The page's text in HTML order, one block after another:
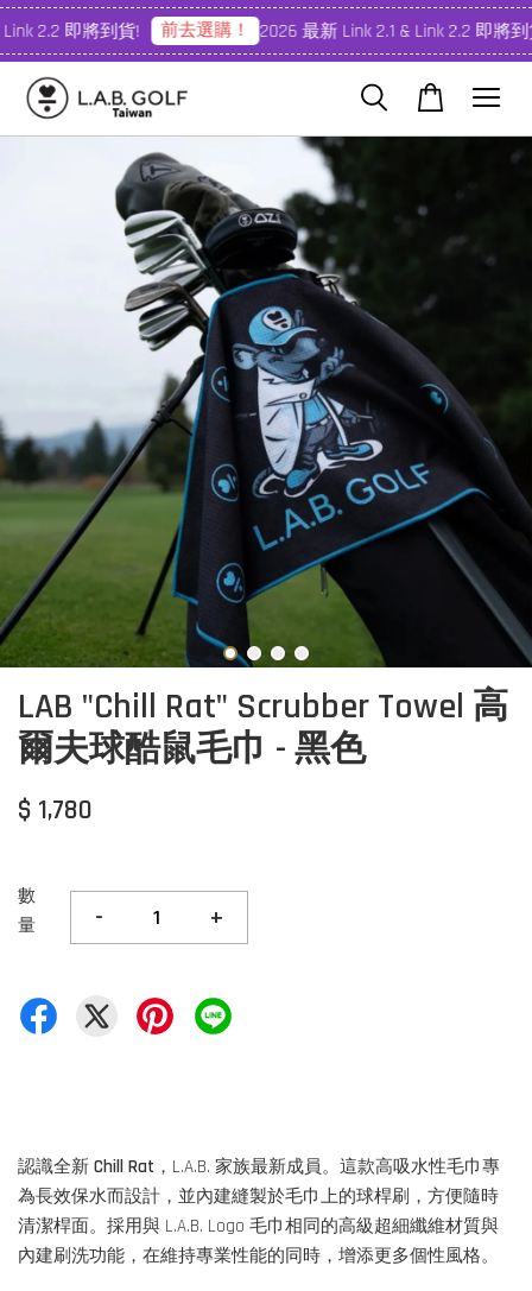
2.2 即將到貨! 前去選購！ 2026 最新 Link 2.1 & Link 2.2 即將到
LAB "Chill Rat" Scrubber Towel 高
爾夫球酷鼠毛巾 - 黑色
$ 1,780
數
量
- +
認識全新 Chill Rat ，L.A.B. 家族最新成員。這款高吸水性毛巾專
為長效保水而設計，並內建縫製於毛巾上的球桿刷，方便隨時
清潔桿面。採用與 L.A.B. Logo 毛巾相同的高級超細纖維材質與
內建刷洗功能，在維持專業性能的同時，增添更多個性風格。